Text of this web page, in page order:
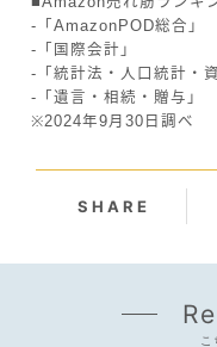
-「AmazonPOD総合」
-「国際会計」
-「統計法・人口統計・
-「遺言・相続・贈与」
※2024年9月30日調べ
SHARE